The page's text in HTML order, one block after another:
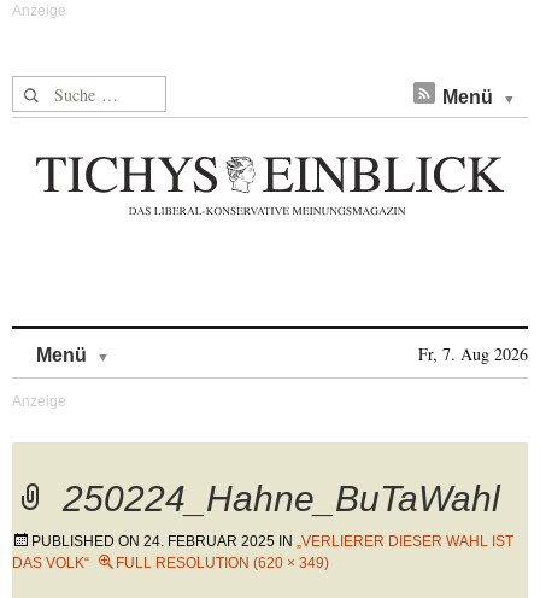
Suche nach: Menü
Menü Fr, 7. Aug 2026
250224_Hahne_BuTaWahl
PUBLISHED ON 24. FEBRUAR 2025 IN „VERLIERER DIESER WAHL IST
DAS VOLK“
FULL RESOLUTION (620 × 349)